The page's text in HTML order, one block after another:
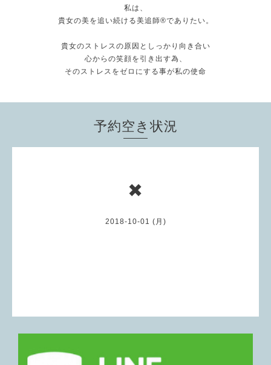
私は、
貴女の美を追い続ける美追師®️でありたい。
貴女のストレスの原因としっかり向き合い
心からの笑顔を引き出す為、
そのストレスをゼロにする事が私の使命
予約空き状況
✖
2018-10-01 (月)